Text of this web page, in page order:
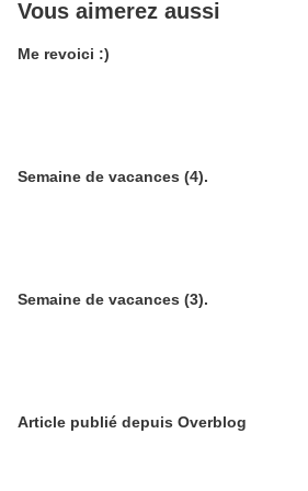
Vous aimerez aussi
Me revoici :)
Semaine de vacances (4).
Semaine de vacances (3).
Article publié depuis Overblog